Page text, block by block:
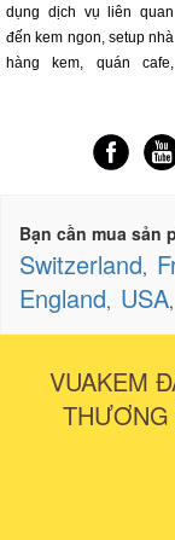
dụng dịch vụ liên quan
đến kem ngon, setup nhà
hàng kem, quán cafe,
Bạn cần mua sản
Switzerland,
England, USA,
VUAKEM